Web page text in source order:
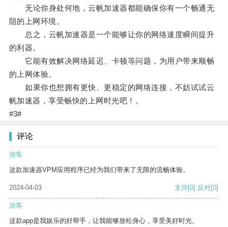
无论你身处何地，云帆加速器都能确保你有一个畅通无
阻的上网环境。
总之，云帆加速器是一个能够让你的网络速度瞬间提升
的利器。
它能有效解决网络延迟、卡顿等问题，为用户带来顺畅
的上网体验。
如果你也想拥有更快、更稳定的网络连接，不妨试试云
帆加速器，享受畅快的上网时光吧！。
#3#
评论
游客
这款加速器VPM应用程序已经为我们带来了无限的流畅体验。
2024-04-03 支持[0] 反对[0]
游客
这款app是我娱乐的好帮手，让我能够放松身心，享受美好时光。